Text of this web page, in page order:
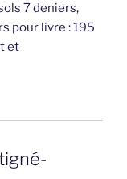
7 deniers,
pour livre : 195
et